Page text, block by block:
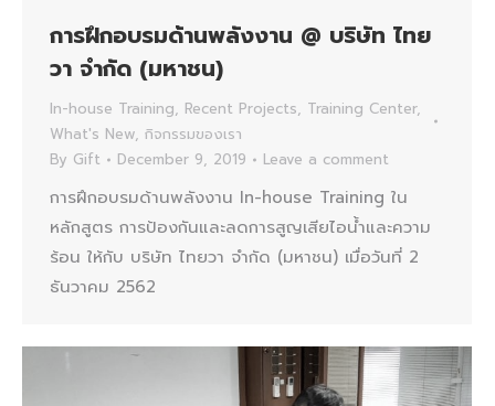
การฝึกอบรมด้านพลังงาน @ บริษัท ไทย
วา จำกัด (มหาชน)
In-house Training, Recent Projects, Training Center,
What's New, กิจกรรมของเรา
By Gift December 9, 2019 Leave a comment
การฝึกอบรมด้านพลังงาน In-house Training ใน
หลักสูตร การป้องกันและลดการสูญเสียไอน้ำและความ
ร้อน ให้กับ บริษัท ไทยวา จำกัด (มหาชน) เมื่อวันที่ 2
ธันวาคม 2562